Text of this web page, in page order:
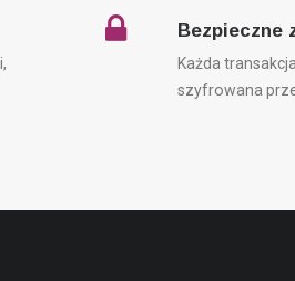
Bezpieczne
Każda
szyfrowana